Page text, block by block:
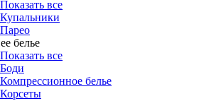
Показать все
Купальники
Парео
белье
Показать все
Боди
Компрессионное белье
Корсеты